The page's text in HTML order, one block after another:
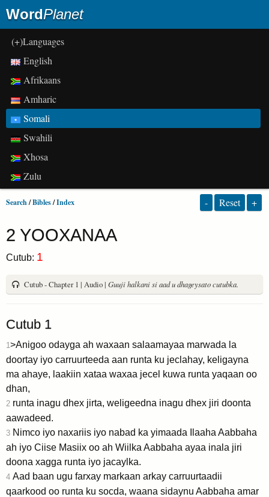
WordPlanet
(+)Languages
English
Afrikaans
Amharic
Somali
Swahili
Xhosa
Zulu
Search/Bibles/Index - Reset +
2 YOOXANAA
Cutub: 1
Cutub - Chapter 1 | Audio | Guuji halkani si aad u dhageysato cutubka.
Cutub 1
1>Anigoo odayga ah waxaan salaamayaa marwada la
doortay iyo carruurteeda aan runta ku jeclahay, keligayna
ma ahaye, laakiin xataa waxaa jecel kuwa runta yaqaan oo
dhan,
2 runta inagu dhex jirta, weligeedna inagu dhex jiri doonta
aawadeed.
3 Nimco iyo naxariis iyo nabad ka yimaada Ilaaha Aabbaha
ah iyo Ciise Masiix oo ah Wiilka Aabbaha ayaa inala jiri
doona xagga runta iyo jacaylka.
4 Aad baan ugu farxay markaan arkay carruurtaadii
qaarkood oo runta ku socda, waana sidaynu Aabbaha amar